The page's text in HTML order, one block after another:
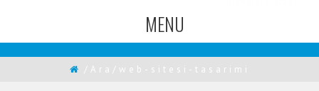
MENU
TOGGLE
NAVIGATION
/Ara/web-sitesi-tasarimi